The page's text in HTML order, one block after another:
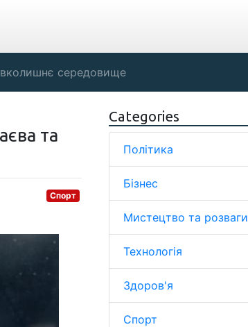
середовище
та
Спорт
Categories
Політика
Бізнес
Мистецтво та розваги
Технологія
Здоров'я
Спорт